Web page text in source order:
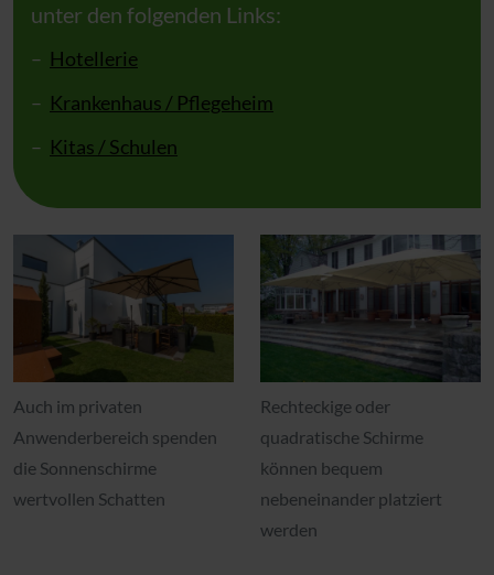
unter den folgenden Links:
Hotellerie
Krankenhaus / Pflegeheim
Kitas / Schulen
Auch im privaten
Anwenderbereich spenden
die Sonnenschirme
wertvollen Schatten
Rechteckige oder
quadratische Schirme
können bequem
nebeneinander platziert
werden